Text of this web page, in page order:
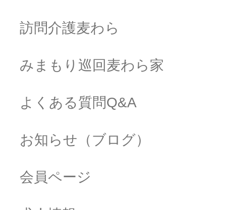
訪問介護麦わら
みまもり巡回麦わら家
よくある質問Q&A
お知らせ（ブログ）
会員ページ